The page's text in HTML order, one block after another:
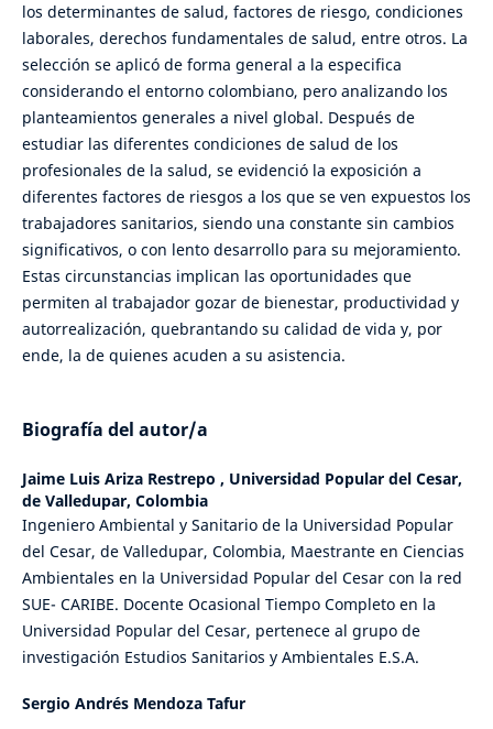
los determinantes de salud, factores de riesgo, condiciones
laborales, derechos fundamentales de salud, entre otros. La
selección se aplicó de forma general a la especifica
considerando el entorno colombiano, pero analizando los
planteamientos generales a nivel global. Después de
estudiar las diferentes condiciones de salud de los
profesionales de la salud, se evidenció la exposición a
diferentes factores de riesgos a los que se ven expuestos los
trabajadores sanitarios, siendo una constante sin cambios
significativos, o con lento desarrollo para su mejoramiento.
Estas circunstancias implican las oportunidades que
permiten al trabajador gozar de bienestar, productividad y
autorrealización, quebrantando su calidad de vida y, por
ende, la de quienes acuden a su asistencia.
Biografía del autor/a
Jaime Luis Ariza Restrepo , Universidad Popular del Cesar,
de Valledupar, Colombia
Ingeniero Ambiental y Sanitario de la Universidad Popular
del Cesar, de Valledupar, Colombia, Maestrante en Ciencias
Ambientales en la Universidad Popular del Cesar con la red
SUE- CARIBE. Docente Ocasional Tiempo Completo en la
Universidad Popular del Cesar, pertenece al grupo de
investigación Estudios Sanitarios y Ambientales E.S.A.
Sergio Andrés Mendoza Tafur